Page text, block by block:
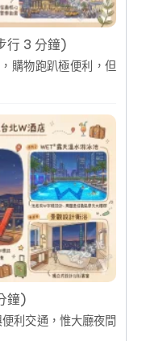
行 3 分鐘)
購物跑趴極便利，但
鐘)
利交通，惟大廳夜間